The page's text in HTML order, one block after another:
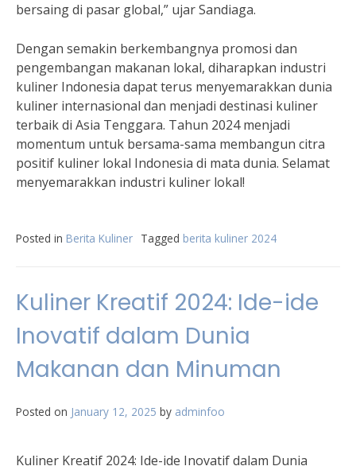
bersaing di pasar global,” ujar Sandiaga.
Dengan semakin berkembangnya promosi dan
pengembangan makanan lokal, diharapkan industri
kuliner Indonesia dapat terus menyemarakkan dunia
kuliner internasional dan menjadi destinasi kuliner
terbaik di Asia Tenggara. Tahun 2024 menjadi
momentum untuk bersama-sama membangun citra
positif kuliner lokal Indonesia di mata dunia. Selamat
menyemarakkan industri kuliner lokal!
Posted in Berita Kuliner Tagged berita kuliner 2024
Kuliner Kreatif 2024: Ide-ide
Inovatif dalam Dunia
Makanan dan Minuman
Posted on January 12, 2025 by adminfoo
Kuliner Kreatif 2024: Ide-ide Inovatif dalam Dunia